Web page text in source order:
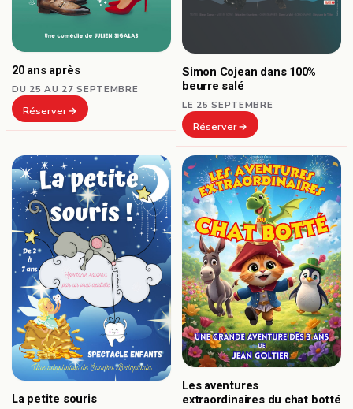
20 ans après
DU 25 AU 27 SEPTEMBRE
Réserver
Simon Cojean dans 100%
beurre salé
LE 25 SEPTEMBRE
Réserver
La petite souris
Les aventures
extraordinaires du chat botté